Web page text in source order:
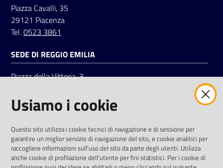
Piazza Cavalli, 35
29121 Piacenza
Tel.0523 3861
SEDE DI REGGIO EMILIA
Piazza della Vittoria, 3
Tel.0522 7961
LinkedinFacebookInstagram
Usiamo i cookie
Questo sito utilizza i cookie tecnici di navigazione e di sessione per
garantire un miglior servizio di navigazione del sito, e cookie analitici per
raccogliere informazioni sull'uso del sito da parte degli utenti. Utilizza
anche cookie di profilazione dell'utente per fini statistici. Per i cookie di